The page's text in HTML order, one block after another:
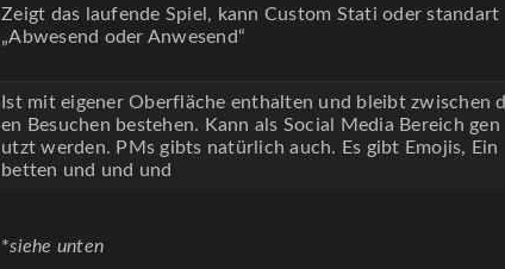
Zeigt das laufende Spiel, kann Custom Stati oder standart
„Abwesend oder Anwesend“
Ist mit eigener Oberfläche enthalten und bleibt zwischen d
en Besuchen bestehen. Kann als Social Media Bereich gen
utzt werden. PMs gibts natürlich auch. Es gibt Emojis, Ein
betten und und und
*siehe unten